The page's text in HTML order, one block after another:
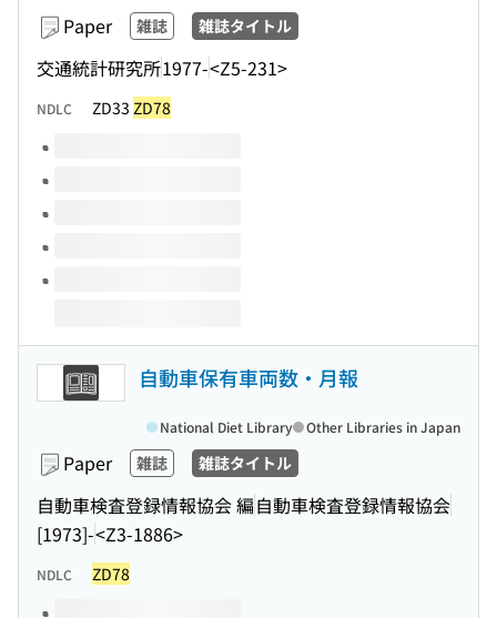
Paper 雑誌 雑誌タイトル
交通統計研究所1977-<Z5-231>
NDLC ZD33 ZD78
Volumes of this title
自動車保有車両数・月報
Paper 雑誌 雑誌タイトル
自動車検査登録情報協会 編自動車検査登録情報協会
[1973]-<Z3-1886>
National Diet Library Other Libraries in Japan
NDLC ZD78
Volumes of this title